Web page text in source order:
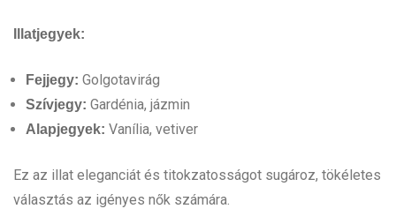
Illatjegyek:
Fejjegy: Golgotavirág
Szívjegy: Gardénia, jázmin
Alapjegyek: Vanília, vetiver
Ez az illat eleganciát és titokzatosságot sugároz, tökéletes
választás az igényes nők számára.